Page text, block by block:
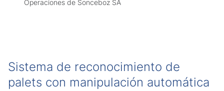
Operaciones de Sonceboz SA
Sistema de reconocimiento de
palets con manipulación automática